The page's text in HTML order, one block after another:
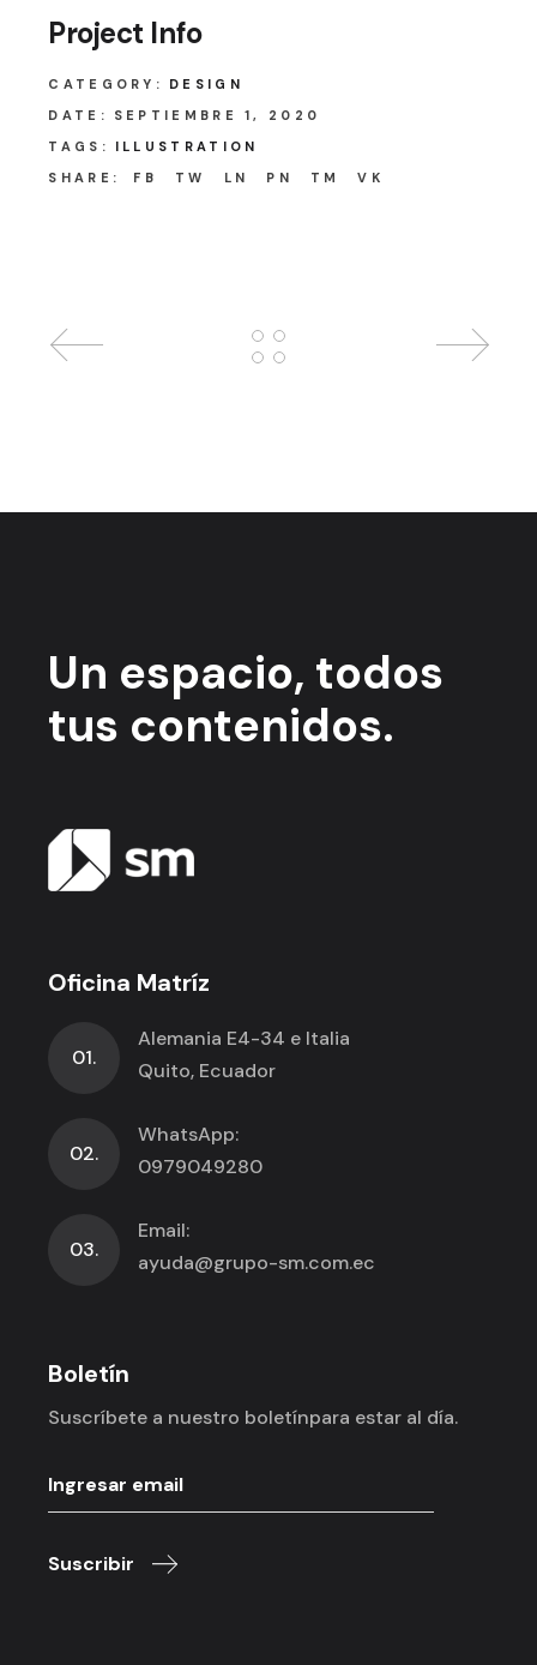
Project Info
CATEGORY:
DESIGN
DATE:
SEPTIEMBRE 1, 2020
TAGS:
ILLUSTRATION
SHARE:
FB TW LN PN TM VK
Un espacio, todos
tus contenidos.
Oficina Matríz
01.
Alemania E4-34 e Italia
Quito, Ecuador
02.
WhatsApp:
0979049280
03.
Email:
ayuda@grupo-sm.com.ec
Boletín
Suscríbete a nuestro boletínpara estar al día.
Suscribir